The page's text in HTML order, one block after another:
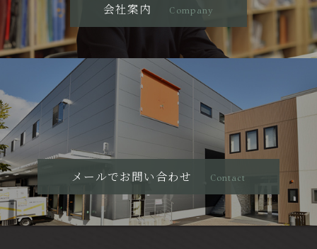
会社案内 Company
メールでお問い合わせ Contact